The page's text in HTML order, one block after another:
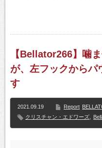
【Bellator266】噛
が、左フックからパ
す
2021.09.19 Report
クリスチャン・エドワーズ